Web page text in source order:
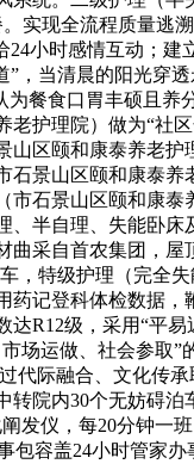
实现全流程质量逃
小时感情互动；建
”，当清晨的阳光穿
为餐食口胃丰硕且养
护理院）做为“社
山区颐和康泰养老护
石景山区颐和康泰养
市石景山区颐和康泰
、半自理、失能卧床
曲采自首农集团，屋
，特级护理（完全
药记登科体检数据，
R12级，采用“平易
场运做、社会参取”
代际融合、文化传
院内30个无妨碍泊
发仪，每20分钟一
包容盖24小时管家